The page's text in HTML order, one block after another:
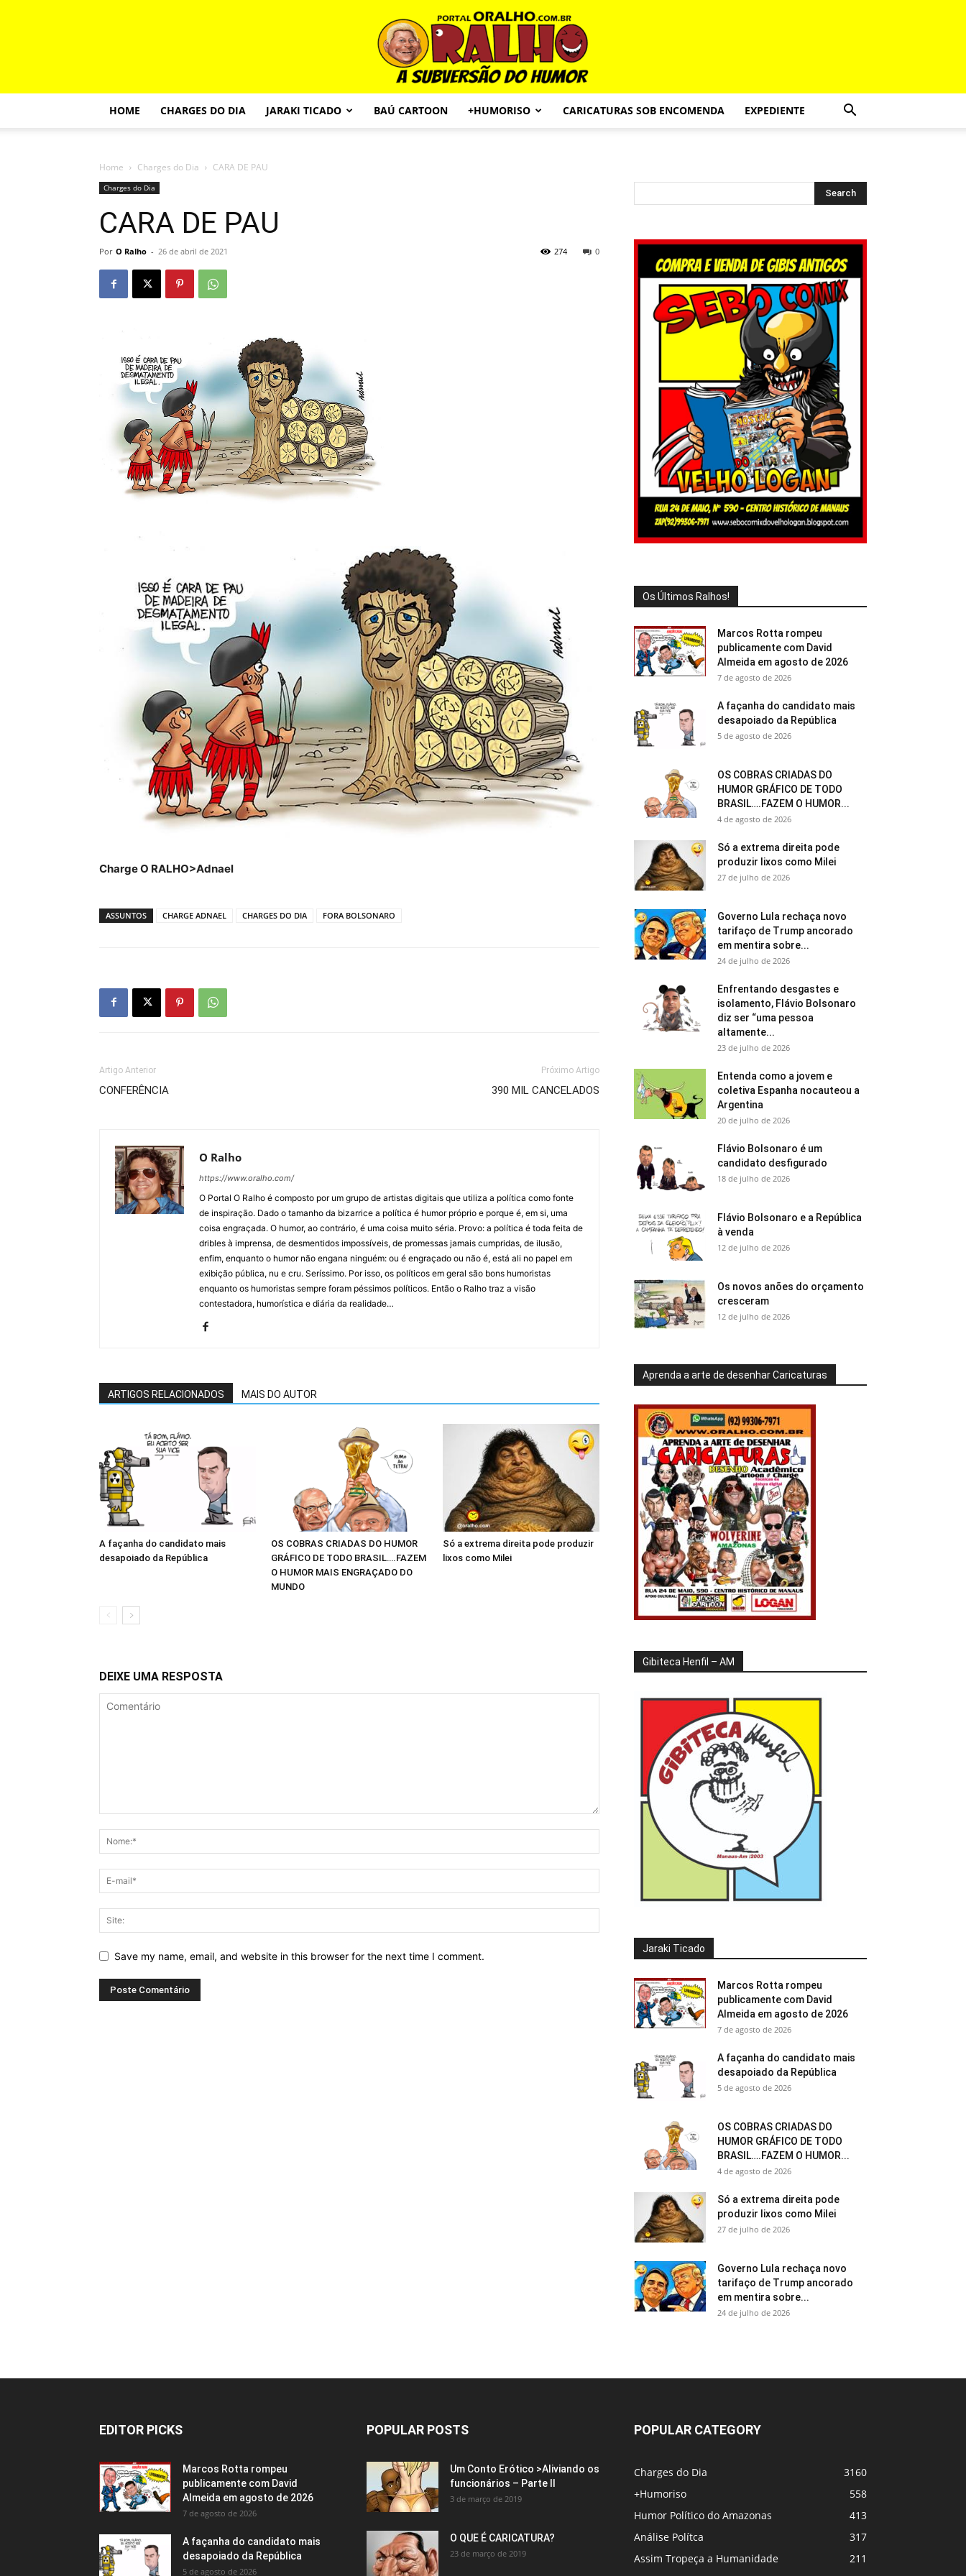
HOME CHARGES DO DIA JARAKI TICADO BAÚ CARTOON +HUMORISO CARICATURAS SOB ENCOMENDA EXPEDIENTE
Home Charges do Dia CARA DE PAU
Charges do Dia
CARA DE PAU
Por O Ralho - 26 de abril de 2021 0
274
Charge O RALHO>Adnael
ASSUNTOS CHARGE ADNAEL CHARGES DO DIA FORA BOLSONARO
Artigo Anterior
CONFERÊNCIA
Próximo Artigo
390 MIL CANCELADOS
O Ralho
https://www.oralho.com/
O Portal O Ralho é composto por um grupo de artistas digitais que utiliza a política como fonte
de inspiração. Dado o tamanho da bizarrice a política é humor próprio e porque é, em si, uma
coisa engraçada. O humor, ao contrário, é uma coisa muito séria. Provo: a política é toda feita de
dribles à imprensa, de desmentidos impossíveis, de promessas jamais cumpridas, de ilusão,
enfim, enquanto o humor não engana ninguém: ou é engraçado ou não é, está ali no papel em
exibição pública, nu e cru. Seríssimo. Por isso, os políticos em geral são bons humoristas
enquanto os humoristas sempre foram péssimos políticos. Então o Ralho traz a visão
contestadora, humorística e diária da realidade…
ARTIGOS RELACIONADOS MAIS DO AUTOR
A façanha do candidato mais
desapoiado da República
OS COBRAS CRIADAS DO HUMOR
GRÁFICO DE TODO BRASIL….FAZEM
O HUMOR MAIS ENGRAÇADO DO
MUNDO
Só a extrema direita pode produzir
lixos como Milei
DEIXE UMA RESPOSTA
Save my name, email, and website in this browser for the next time I comment.
Os Últimos Ralhos!
Marcos Rotta rompeu
publicamente com David
Almeida em agosto de 2026
7 de agosto de 2026
A façanha do candidato mais
desapoiado da República
5 de agosto de 2026
OS COBRAS CRIADAS DO
HUMOR GRÁFICO DE TODO
BRASIL….FAZEM O HUMOR...
4 de agosto de 2026
Só a extrema direita pode
produzir lixos como Milei
27 de julho de 2026
Governo Lula rechaça novo
tarifaço de Trump ancorado
em mentira sobre...
24 de julho de 2026
Enfrentando desgastes e
isolamento, Flávio Bolsonaro
diz ser “uma pessoa
altamente...
23 de julho de 2026
Entenda como a jovem e
coletiva Espanha nocauteou a
Argentina
20 de julho de 2026
Flávio Bolsonaro é um
candidato desfigurado
18 de julho de 2026
Flávio Bolsonaro e a República
à venda
12 de julho de 2026
Os novos anões do orçamento
cresceram
12 de julho de 2026
Aprenda a arte de desenhar Caricaturas
Gibiteca Henfil – AM
Jaraki Ticado
Marcos Rotta rompeu
publicamente com David
Almeida em agosto de 2026
7 de agosto de 2026
A façanha do candidato mais
desapoiado da República
5 de agosto de 2026
OS COBRAS CRIADAS DO
HUMOR GRÁFICO DE TODO
BRASIL….FAZEM O HUMOR...
4 de agosto de 2026
Só a extrema direita pode
produzir lixos como Milei
27 de julho de 2026
Governo Lula rechaça novo
tarifaço de Trump ancorado
em mentira sobre...
24 de julho de 2026
EDITOR PICKS
Marcos Rotta rompeu
publicamente com David
Almeida em agosto de 2026
7 de agosto de 2026
A façanha do candidato mais
desapoiado da República
5 de agosto de 2026
POPULAR POSTS
Um Conto Erótico >Aliviando os
funcionários – Parte II
3 de março de 2019
O QUE É CARICATURA?
23 de março de 2019
POPULAR CATEGORY
Charges do Dia
3160
+Humoriso
558
Humor Político do Amazonas
413
Análise Polítca
317
Assim Tropeça a Humanidade
211